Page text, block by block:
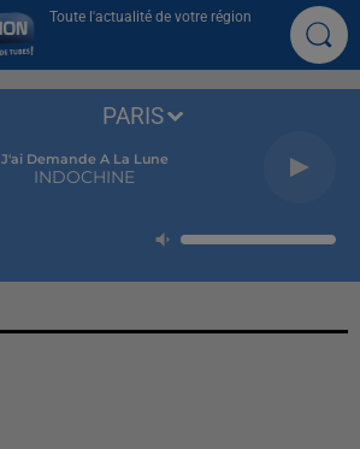
Toute l'actualité de votre région
J'ai Demande A La Lune
INDOCHINE
PARIS